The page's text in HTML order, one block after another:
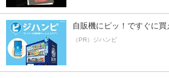
自販機にピッ！ですぐに買
（PR）ジハンピ